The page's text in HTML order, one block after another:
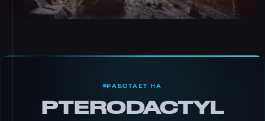
РАБОТАЕТ НА
PTERODACTYL